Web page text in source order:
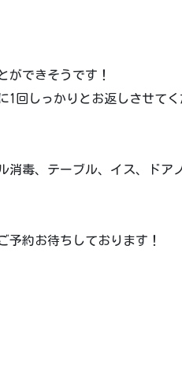
できそうです！
1回しっかりとお返しさせてく
消毒、テーブル、イス、ドア
予約お待ちしております！